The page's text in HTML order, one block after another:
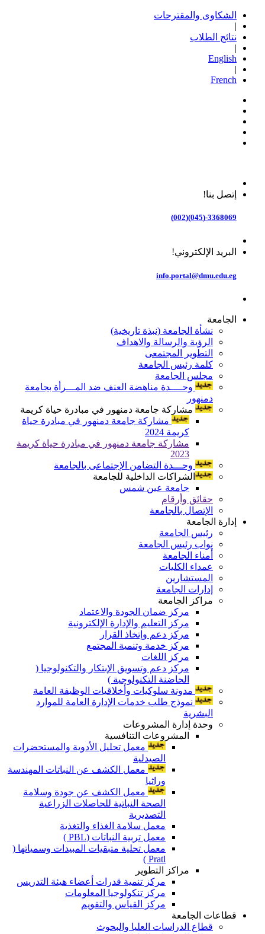
الشكاوى والمقترحات
|
نتائج الطلاب
|
English
|
French
إتصل بنا!
3368069-(045)(002)
البريد الإلكتروني!
info.portal@dmu.edu.eg
الجامعة
نشأة الجامعة (نبذة تاريخية)
الرؤية والرسالة والاهداف
التطوير المجتمعى
كلمة رئيس الجامعة
مجلس الجامعة
وحــــدة مناهضة العنف ضد المـــرأة بجامعة
دمنهور
مشاركة جامعة دمنهور في مبادرة حياة كريمة
مشاركة جامعة دمنهور في مبادرة حياة
كريمة 2024
مشاركة جامعة دمنهور في مبادرة حياة كريمة
2023
وحـــدة التضامن الإجتماعى بالجامعة
الشراكات الداخلية للجامعة
جامعة عين شمس
حقائق وأرقام
الإتصال بالجامعة
إدارة الجامعة
رئيس الجامعة
نواب رئيس الجامعة
أمناء الجامعة
عمداء الكليات
المستشارين
إدارات الجامعة
مراكز الجامعة
مركز ضمان الجودة والاعتماد
مركز التعليم والإدارة الإلكترونية
مركز دعم وإتخاذ القرار
مركز خدمة وتنمية المجتمع
مركز اللغات
مركز دعم وتسويق الإبتكار والتكنولوجيا (
الحاضنة التكنولوجية )
مدونة سلوكيات وأخلاقيات الوظيفة العامة
نموذج طلب خدمات الإدارة العامة للموارد
البشرية
وحدة إدارة المشروعات
المشروعات التنافسية
معمل تحليل الأدوية والمستحضرات
الصيدلية
معمل الكشف عن النباتات المهندسة
وراثيا
معمل الكشف عن جودة وسلامة
الصحة النباتية للحاصلات الزراعية
التصديرية
معمل سلامة الغذاء والتغذية
معمل تربية النباتات (PBL )
معمل تحلية متبقيات المبيدات وسمياتها (
Pratl )
مراكز التطوير
مركز تنمية قدرات أعضاء هيئة التدريس
مركز تنكولوجيا المعلومات
مركز القياس والتقويم
قطاعات الجامعة
قطاع الدراسات العليا والبحوث